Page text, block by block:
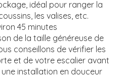
idéal pour ranger la
les valises, etc.
45 minutes
de la taille généreuse de
conseillons de vérifier les
et de votre escalier avant
installation en douceur